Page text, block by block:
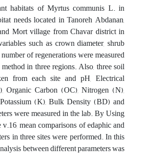
habitats of Myrtus communis L. in
needs located in Tanoreh Abdanan,
Mort village from Chavar district in
such as crown diameter, shrub
of regenerations were measured
in three regions. Also, three soil
from each site and pH, Electrical
Organic Carbon (OC), Nitrogen (N),
(K), Bulk Density (BD) and
were measured in the lab. By Using
mean comparisons of edaphic and
in three sites were performed. In this
between different parameters was